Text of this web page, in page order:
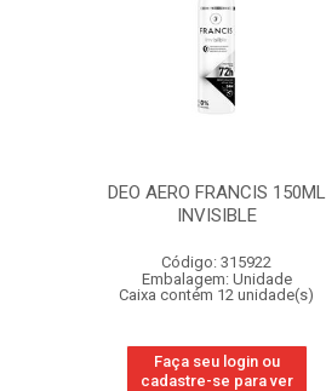
DEO AERO FRANCIS 150ML
INVISIBLE
Código: 315922
Embalagem: Unidade
Caixa contém 12 unidade(s)
Faça seu login ou
cadastre-se para ver